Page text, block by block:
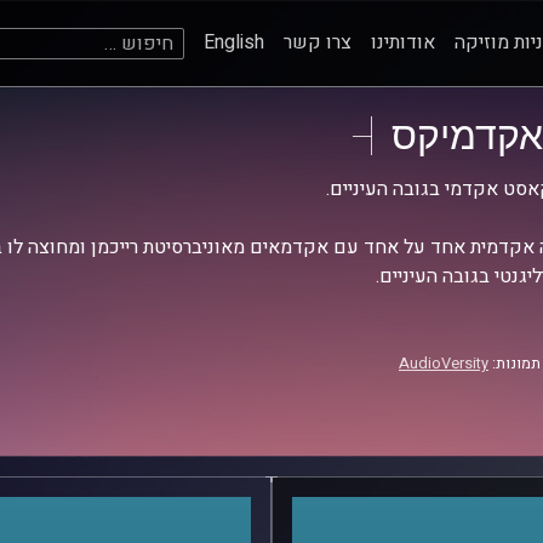
מוזיקה אודותינו צרו קשר English חיפוש:
אקדמיקס
אקדמי בגובה העיניים.
אקדמית אחד על אחד עם אקדמאים מאוניברסיטת רייכמן ומחוצה לו
בגובה העיניים.
AudioVersity